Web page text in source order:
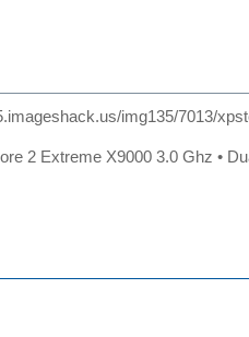
img135/7013/
2 Extreme X9000 3.0 Ghz •